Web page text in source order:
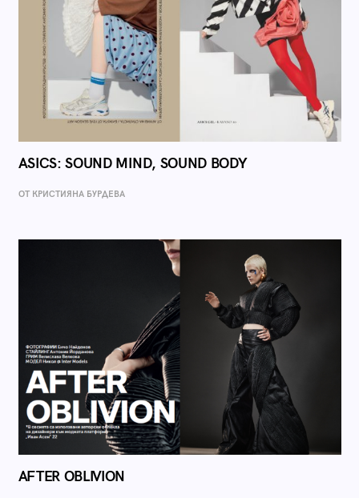
ASICS: SOUND MIND, SOUND BODY
ОТ КРИСТИЯНА БУРДЕВА
AFTER OBLIVION